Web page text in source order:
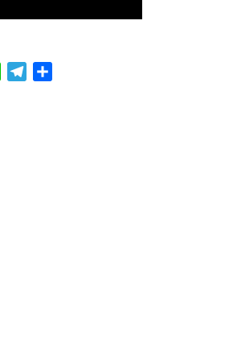
Line Telegram